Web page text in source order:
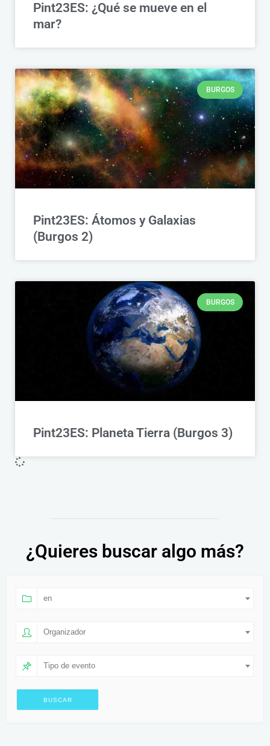
Pint23ES: ¿Qué se mueve en el
mar?
BURGOS
Pint23ES: Átomos y Galaxias
(Burgos 2)
BURGOS
Pint23ES: Planeta Tierra (Burgos 3)
¿Quieres buscar algo más?
en
Organizador
Tipo de evento